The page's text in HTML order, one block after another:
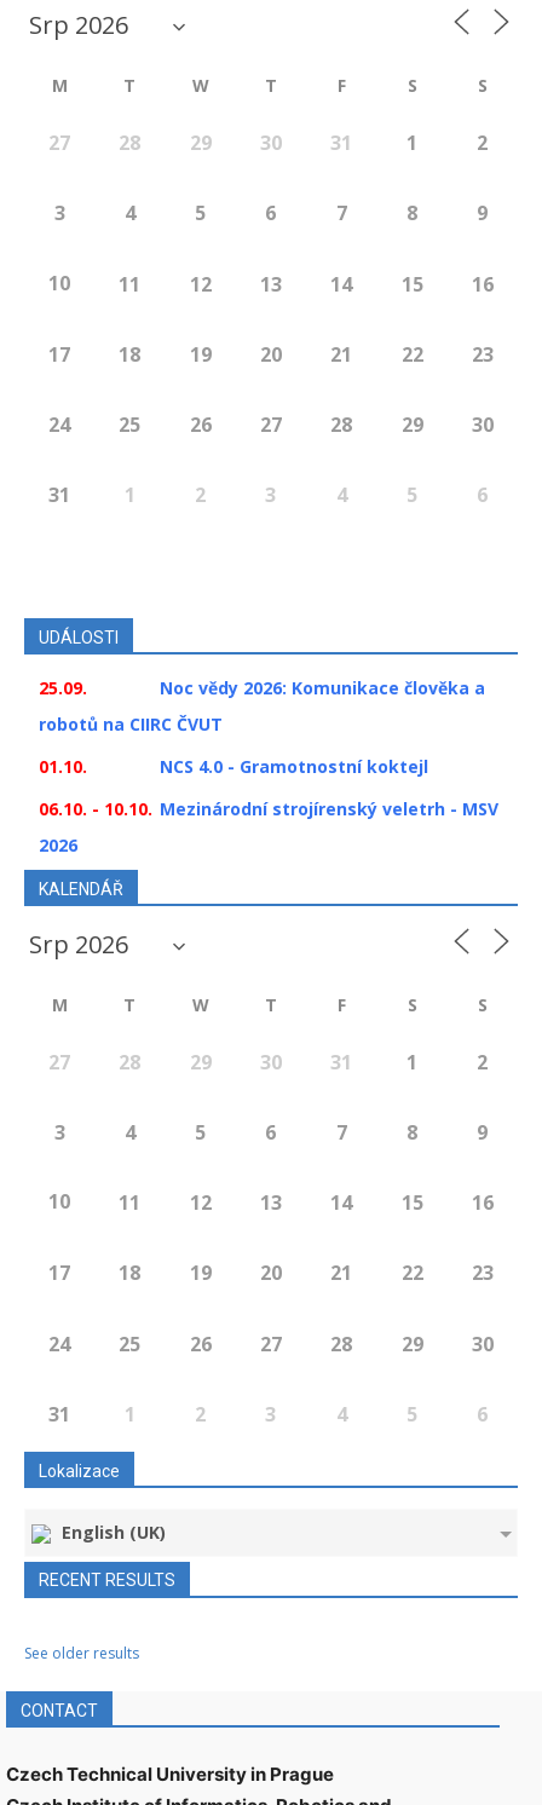
M T W T F S S
27 28 29 30 31 1 2
3 4 5 6 7 8 9
10 11 12 13 14 15 16
17 18 19 20 21 22 23
24 25 26 27 28 29 30
31 1 2 3 4 5 6
UDÁLOSTI
25.09.
Noc vědy 2026: Komunikace člověka a
robotů na CIIRC ČVUT
01.10.
NCS 4.0 - Gramotnostní koktejl
06.10. - 10.10. Mezinárodní strojírenský veletrh - MSV
2026
KALENDÁŘ
M T W T F S S
27 28 29 30 31 1 2
3 4 5 6 7 8 9
10 11 12 13 14 15 16
17 18 19 20 21 22 23
24 25 26 27 28 29 30
31 1 2 3 4 5 6
Lokalizace
English (UK)
RECENT RESULTS
See older results
CONTACT
Czech Technical University in Prague